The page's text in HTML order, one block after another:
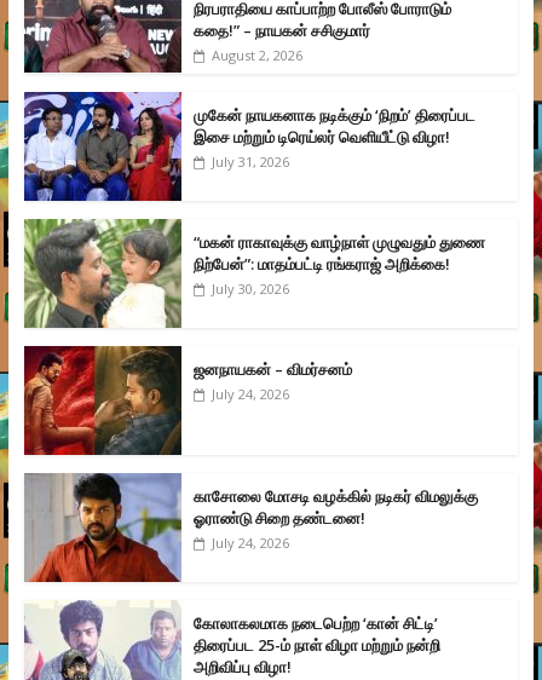
நிரபராதியை காப்பாற்ற போலீஸ் போராடும்
கதை!” – நாயகன் சசிகுமார்
August 2, 2026
முகேன் நாயகனாக நடிக்கும் ‘நிறம்’ திரைப்பட
இசை மற்றும் டிரெய்லர் வெளியீட்டு விழா!
July 31, 2026
“மகன் ராகாவுக்கு வாழ்நாள் முழுவதும் துணை
நிற்பேன்”: மாதம்பட்டி ரங்கராஜ் அறிக்கை!
July 30, 2026
ஜனநாயகன் – விமர்சனம்
July 24, 2026
காசோலை மோசடி வழக்கில் நடிகர் விமலுக்கு
ஓராண்டு சிறை தண்டனை!
July 24, 2026
கோலாகலமாக நடைபெற்ற ‘கான் சிட்டி’
திரைப்பட 25-ம் நாள் விழா மற்றும் நன்றி
அறிவிப்பு விழா!